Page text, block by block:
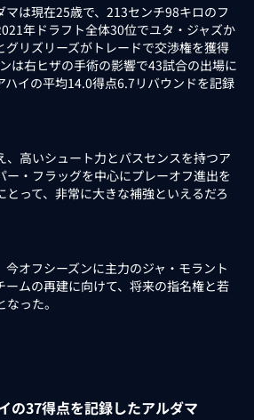
は現在25歳で、213センチ98キロのフ
年ドラフト全体30位でユタ・ジャズか
グリズリーズがトレードで交渉権を獲得
は右ヒザの手術の影響で43試合の出場に
ハイの平均14.0得点6.7リバウンドを記録
高いシュート力とパスセンスを持つア
ー・フラッグを中心にプレーオフ進出を
とって、非常に大きな補強といえるだろ
オフシーズンに主力のジャ・モラント
ームの再建に向けて、将来の指名権と若
った。
の37得点を記録したアルダマ